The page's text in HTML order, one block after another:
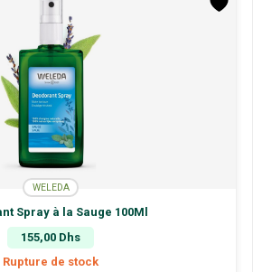
WELEDA
Spray à la Sauge 100Ml
155,00 Dhs
Rupture de stock